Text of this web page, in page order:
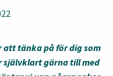
tänka på för dig som
självklart gärna till med